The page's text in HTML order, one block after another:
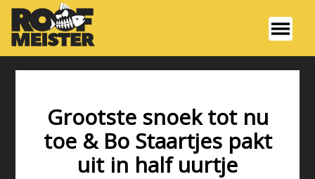
Grootste snoek tot nu
toe & Bo Staartjes pakt
uit in half uurtje